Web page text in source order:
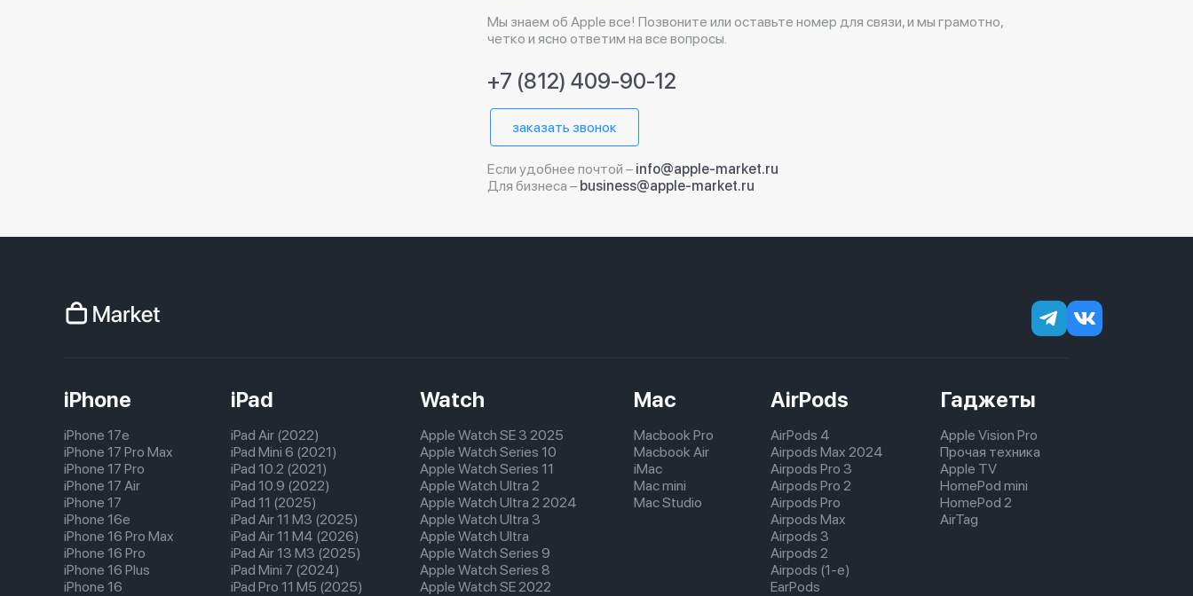
Мы знаем об Apple все! Позвоните или оставьте номер для связи, и мы грамотно,
четко и ясно ответим на все вопросы.
+7 (812) 409-90-12
заказать звонок
Если удобнее почтой – info@apple-market.ru
Для бизнеса – business@apple-market.ru
iPhone
iPhone 17e
iPhone 17 Pro Max
iPhone 17 Pro
iPhone 17 Air
iPhone 17
iPhone 16e
iPhone 16 Pro Max
iPhone 16 Pro
iPhone 16 Plus
iPhone 16
iPad
iPad Air (2022)
iPad Mini 6 (2021)
iPad 10.2 (2021)
iPad 10.9 (2022)
iPad 11 (2025)
iPad Air 11 M3 (2025)
iPad Air 11 M4 (2026)
iPad Air 13 M3 (2025)
iPad Mini 7 (2024)
iPad Pro 11 M5 (2025)
Watch
Apple Watch SE 3 2025
Apple Watch Series 10
Apple Watch Series 11
Apple Watch Ultra 2
Apple Watch Ultra 2 2024
Apple Watch Ultra 3
Apple Watch Ultra
Apple Watch Series 9
Apple Watch Series 8
Apple Watch SE 2022
Mac
Macbook Pro
Macbook Air
iMac
Mac mini
Mac Studio
AirPods
AirPods 4
Airpods Max 2024
Airpods Pro 3
Airpods Pro 2
Airpods Pro
Airpods Max
Airpods 3
Airpods 2
Airpods (1-е)
EarPods
Гаджеты
Apple Vision Pro
Прочая техника
Apple TV
HomePod mini
HomePod 2
AirTag